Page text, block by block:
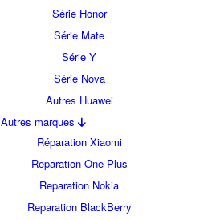
Série Honor
Série Mate
Série Y
Série Nova
Autres Huawei
Autres marques
Réparation Xiaomi
Reparation One Plus
Reparation Nokia
Reparation BlackBerry